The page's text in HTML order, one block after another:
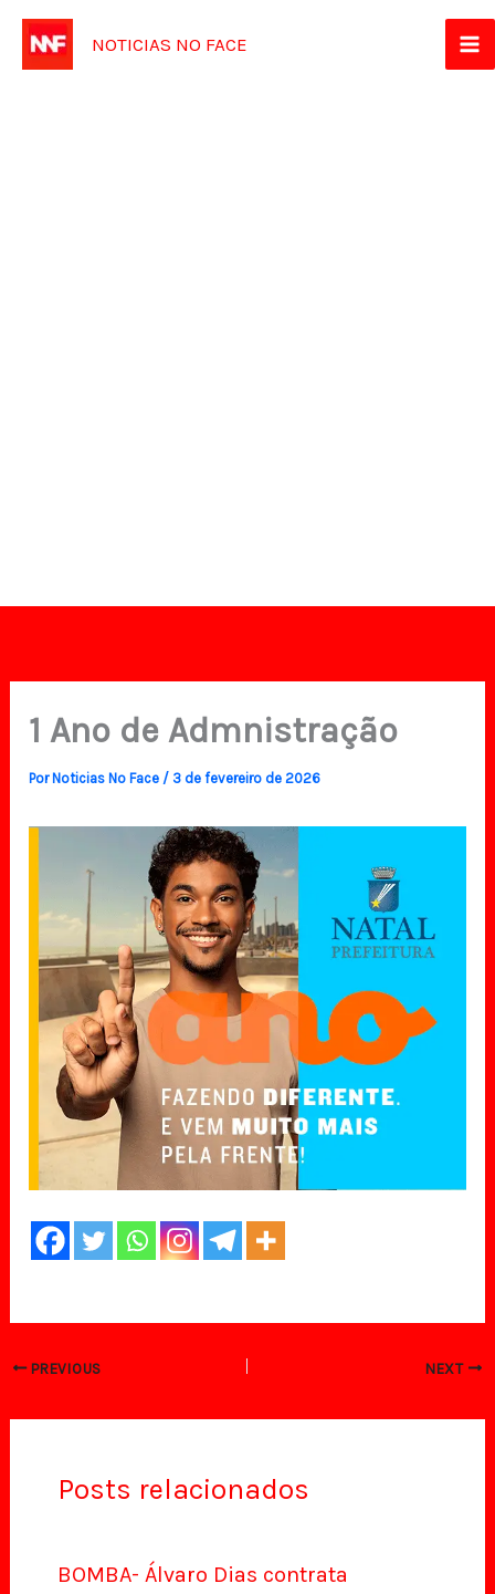
para
NOTICIAS NO FACE
1 Ano de Admnistração
PorNoticias No Face / 3 de fevereiro de 2026
PREVIOUS NEXT
Posts relacionados
BOMBA- Álvaro Dias contrata